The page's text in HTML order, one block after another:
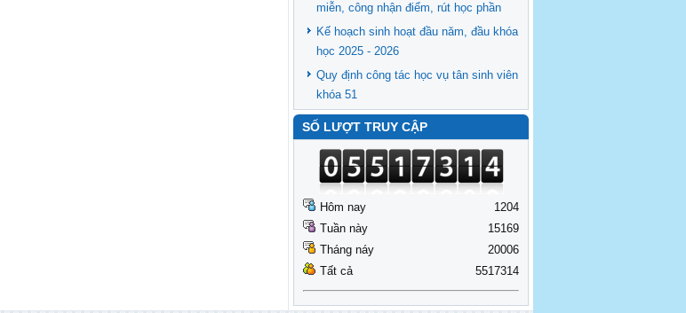
miễn, công nhận điểm, rút học phần
Kế hoạch sinh hoạt đầu năm, đầu khóa
học 2025 - 2026
Quy định công tác học vụ tân sinh viên
khóa 51
SỐ LƯỢT TRUY CẬP
Hôm nay
Tuần này
Tháng náy
Tất cả
1204
15169
20006
5517314